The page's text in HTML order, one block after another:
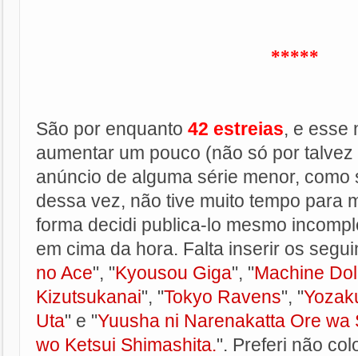
*****
São por enquanto 42 estreias, e esse
aumentar um pouco (não só por
anúncio de alguma série menor,
dessa vez, não tive muito tempo para
forma decidi publica-lo mesmo
em cima da hora. Falta inserir os
no Ace", "Kyousou Giga", "Machine
Kizutsukanai", "Tokyo Ravens", "
Uta" e "Yuusha ni Narenakatta Ore
wo Ketsui Shimashita.". Preferi não